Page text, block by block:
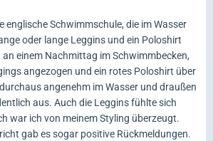
englische Schwimmschule, die im Wasser
oder lange Leggins und ein Poloshirt
einem Nachmittag im Schwimmbecken,
angezogen und ein rotes Poloshirt über
angenehm im Wasser und draußen
aus. Auch die Leggins fühlte sich
war ich von meinem Styling überzeugt.
gab es sogar positive Rückmeldungen.